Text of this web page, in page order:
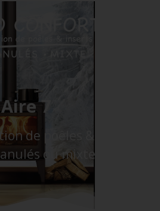
Aire 7
de poêles & Inserts à
ou mixte